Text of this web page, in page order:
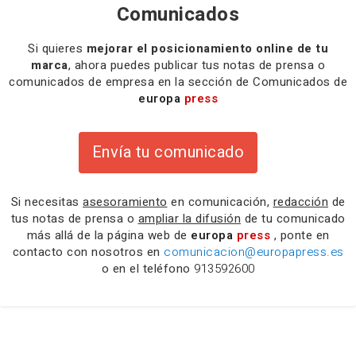
Comunicados
Si quieres mejorar el posicionamiento online de tu
marca, ahora puedes publicar tus notas de prensa o
comunicados de empresa en la sección de Comunicados de
europa press
Envía tu comunicado
Si necesitas asesoramiento en comunicación, redacción de
tus notas de prensa o ampliar la difusión de tu comunicado
más allá de la página web de europa press , ponte en
contacto con nosotros en comunicacion@europapress.es
o en el teléfono 913592600